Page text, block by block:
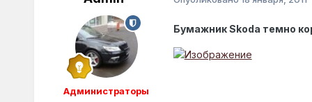
Администраторы
Бумажник Skoda темно